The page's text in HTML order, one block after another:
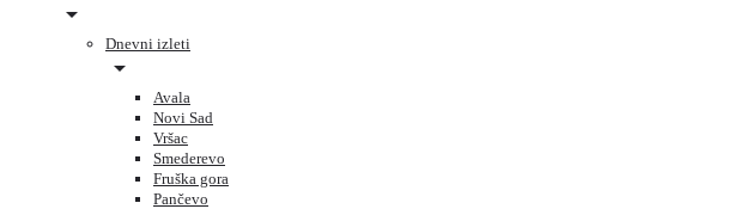
Dnevni izleti
Avala
Novi Sad
Vršac
Smederevo
Fruška gora
Pančevo